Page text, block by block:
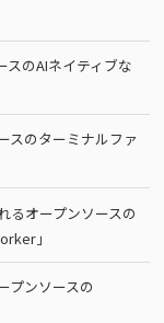
のAIネイティブな
スのターミナルファ
るオープンソースの
」
プンソースの